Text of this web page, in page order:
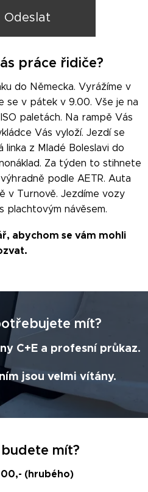
Odeslat
práce řidiče?
do Německa. Vyrážíme v
se v pátek v 9.00. Vše je na
paletách. Na rampě Vás
Vás vyloží. Jezdí se
z Mladé Boleslavi do
Za týden to stihnete
podle AETR. Auta
v Turnově. Jezdíme vozy
plachtovým návěsem.
abychom se vám mohli
mít?
C+E a profesní průkaz.
jsou velmi vítány.
mít?
(hrubého)